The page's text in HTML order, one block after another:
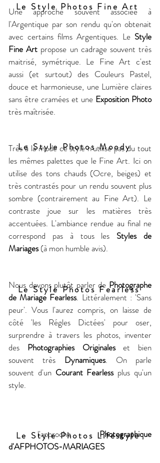
Une approche souvent associée à
l'Argentique par son rendu qu'on obtenait
avec certains films Argentiques. Le Style
Fine Art propose un cadrage souvent très
maitrisé, symétrique. Le Fine Art c'est
aussi (et surtout) des Couleurs Pastel,
douce et harmonieuse, une Lumière claires
sans être cramées et une Exposition Photo
très maîtrisée.
Très à la mode ce style n'utilise pas du tout
les mêmes palettes que le Fine Art. Ici on
utilise des tons chauds (Ocre, beiges) et
très contrastés pour un rendu souvent plus
sombre (contrairement au Fine Art). Le
contraste joue sur les matières très
accentuées. L'ambiance rendue au final ne
correspond pas à tous les Styles de
Mariages(à mon humble avis).
Nous devons plutôt parler de Photographe
de Mariage Fearless. Littéralement : 'Sans
peur'. Vous l'aurez compris, on laisse de
côté 'les Régles Dictées' pour oser,
surprendre à travers les photos, inventer
des Photographies Originaleset bien
souvent très Dynamiques. On parle
souvent d'un Courant Fearlessplus qu'un
style.
l'approchePhotographique
d'AFPHOTOS-MARIAGES
Le Style Photos Lifestyle
Le Style Photos Fearless
Le Style Photos Moody
Le Style Photos Fine Art